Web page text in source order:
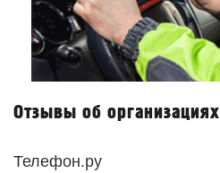
Отзывы об организациях
Телефон.ру